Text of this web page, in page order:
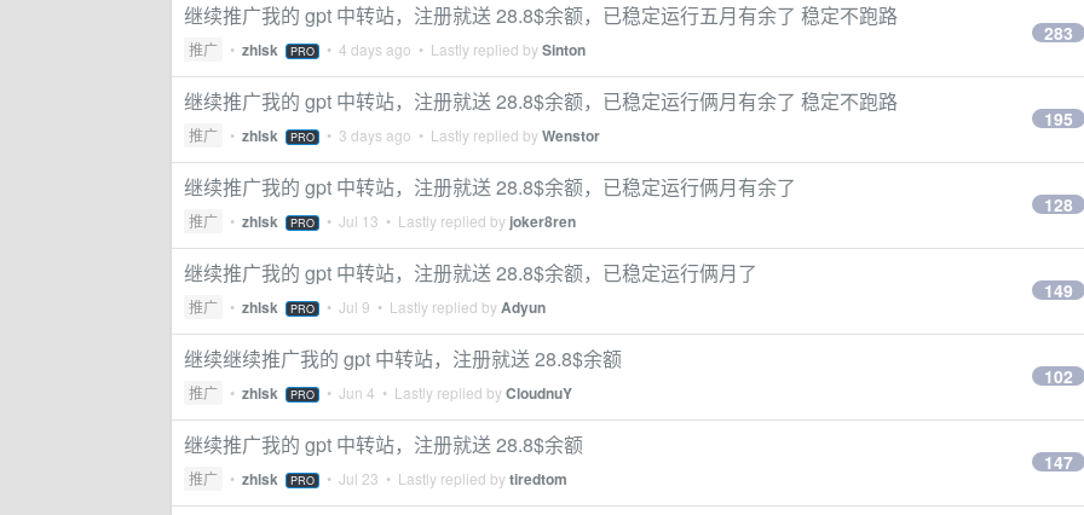
继续推广我的 gpt 中转站，注册就送 28.8$余额，已稳定运行五月有余了 稳定不跑路
推广 • zhlsk PRO • 4 days ago • Lastly replied bySinton
283
继续推广我的 gpt 中转站，注册就送 28.8$余额，已稳定运行俩月有余了 稳定不跑路
推广 • zhlsk PRO • 3 days ago • Lastly replied byWenstor
195
继续推广我的 gpt 中转站，注册就送 28.8$余额，已稳定运行俩月有余了
推广 • zhlsk PRO • Jul 13 • Lastly replied by joker8ren
128
继续推广我的 gpt 中转站，注册就送 28.8$余额，已稳定运行俩月了
推广 • zhlsk PRO • Jul 9 • Lastly replied byAdyun
149
继续继续推广我的 gpt 中转站，注册就送 28.8$余额
推广 • zhlsk PRO • Jun 4 • Lastly replied byCloudnuY
102
继续推广我的 gpt 中转站，注册就送 28.8$余额
推广 • zhlsk PRO • Jul 23 • Lastly replied bytiredtom
147